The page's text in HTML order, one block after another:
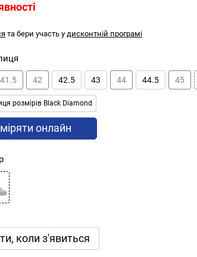
та бери участь у дисконтній програмі
41.5 42 42.5 43 44 44.5 45
розмірів Black Diamond
онлайн
коли з'явиться